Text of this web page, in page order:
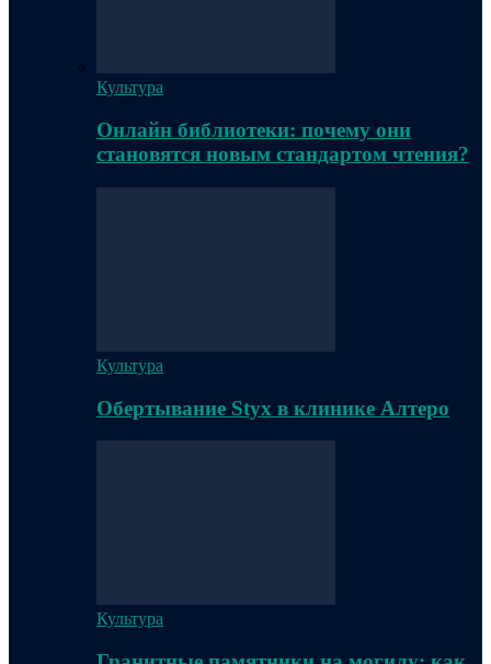
Культура
Онлайн библиотеки: почему они
становятся новым стандартом чтения?
Культура
Обертывание Styx в клинике Алтеро
Культура